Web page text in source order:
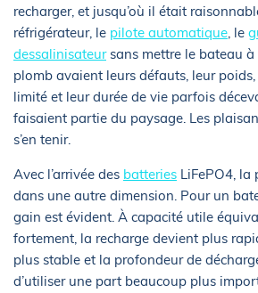
recharger, et jusqu’où il était
réfrigérateur, le pilote automatique, le
dessalinisateursans mettre le bateau à
plomb avaient leurs défauts, leur
limité et leur durée de vie parfois
faisaient partie du paysage. Les
s’en tenir.
Avec l’arrivée des batteries LiFePO4, la
dans une autre dimension. Pour un
gain est évident. À capacité utile
fortement, la recharge devient plus
plus stable et la profondeur de
d’utiliser une part beaucoup plus